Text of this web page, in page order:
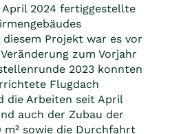
2024 fertiggestellte
diesem Projekt war es vor
zum Vorjahr
2023 konnten
Flugdach
die Arbeiten seit April
auch der Zubau der
m² sowie die Durchfahrt